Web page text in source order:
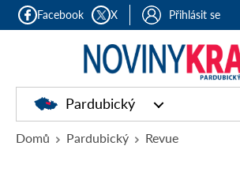
Facebook X Přihlásit se
Pardubický
Domů Pardubický Revue